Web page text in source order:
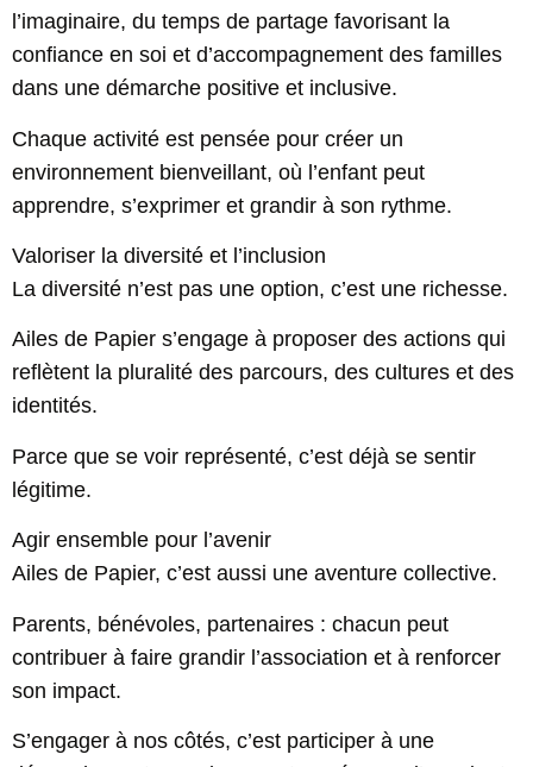
l’imaginaire, du temps de partage favorisant la
confiance en soi et d’accompagnement des familles
dans une démarche positive et inclusive.
Chaque activité est pensée pour créer un
environnement bienveillant, où l’enfant peut
apprendre, s’exprimer et grandir à son rythme.
Valoriser la diversité et l’inclusion
La diversité n’est pas une option, c’est une richesse.
Ailes de Papier s’engage à proposer des actions qui
reflètent la pluralité des parcours, des cultures et des
identités.
Parce que se voir représenté, c’est déjà se sentir
légitime.
Agir ensemble pour l’avenir
Ailes de Papier, c’est aussi une aventure collective.
Parents, bénévoles, partenaires : chacun peut
contribuer à faire grandir l’association et à renforcer
son impact.
S’engager à nos côtés, c’est participer à une